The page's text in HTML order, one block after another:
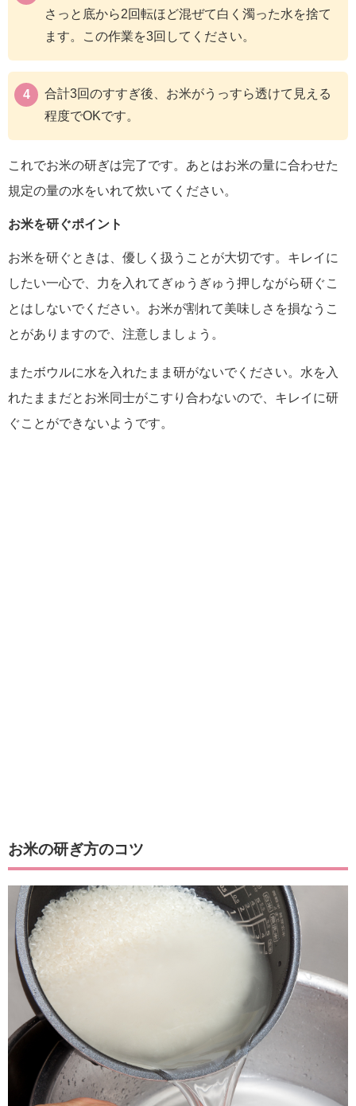
さっと底から2回転ほど混ぜて白く濁った水を捨て
ます。この作業を3回してください。
合計3回のすすぎ後、お米がうっすら透けて見える
程度でOKです。
これでお米の研ぎは完了です。あとはお米の量に合わせた
規定の量の水をいれて炊いてください。
お米を研ぐポイント
お米を研ぐときは、優しく扱うことが大切です。キレイに
したい一心で、力を入れてぎゅうぎゅう押しながら研ぐこ
とはしないでください。お米が割れて美味しさを損なうこ
とがありますので、注意しましょう。
またボウルに水を入れたまま研がないでください。水を入
れたままだとお米同士がこすり合わないので、キレイに研
ぐことができないようです。
お米の研ぎ方のコツ